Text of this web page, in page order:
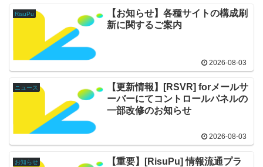
RisuPu
【お知らせ】各種サイトの構成刷
新に関するご案内
2026-08-03
ニュース
【更新情報】[RSVR] forメールサ
ーバーにてコントロールパネルの
一部改修のお知らせ
2026-08-03
お知らせ
【重要】[RisuPu] 情報流通プラ